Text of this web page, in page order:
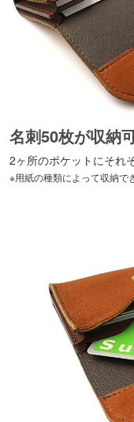
名刺50枚が収納
2ヶ所のポケットにそれ
※用紙の種類によって収納で